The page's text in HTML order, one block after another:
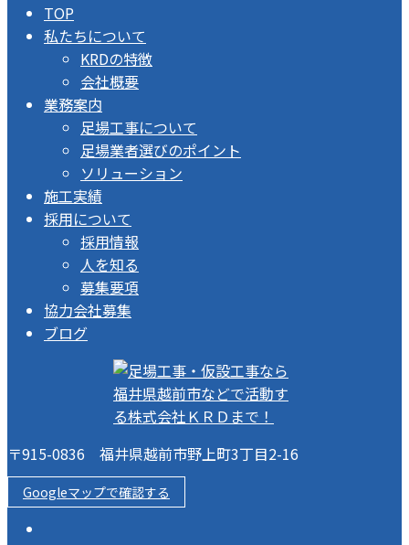
TOP
私たちについて
KRDの特徴
会社概要
業務案内
足場工事について
足場業者選びのポイント
ソリューション
施工実績
採用について
採用情報
人を知る
募集要項
協力会社募集
ブログ
〒915-0836 福井県越前市野上町3丁目2-16
Googleマップで確認する